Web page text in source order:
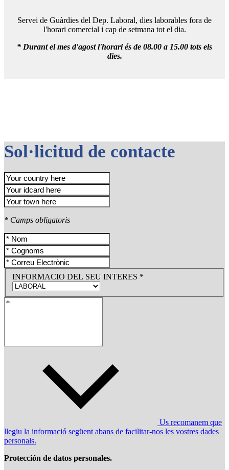
Servei de Guàrdies del Dep. Laboral, dies laborables fora de
l'horari comercial i cap de setmana tot el dia.
* Durant el mes d'agost l'horari és de 08.00 a 15.00 tots els
dies.
Sol·licitud de contacte
* Camps obligatoris
INFORMACIO DEL SEU INTERES *
Us recomanem que
llegiu la informació següent abans de facilitar-nos les vostres dades
personals.
Protección de datos personales.